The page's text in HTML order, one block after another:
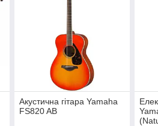
Акустична гітара Yamaha
FS820 AB